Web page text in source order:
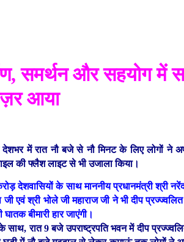
समर्थन और सहयोग में
आया
देशभर में रात नौ बजे से नौ मिनट के लिए लोगों ने
की फ्लैश लाइट से भी उजाला किया।
देशवासियों के साथ माननीय प्रधानमंत्री श्री
एवं श्री भोले जी महाराज जी ने भी दीप
बीमारी हार जाएंगी।
साथ, रात 9 बजे उपराष्ट्रपति भवन में दीप